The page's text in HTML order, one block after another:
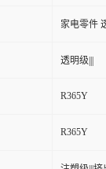
家电零件
透明级|||
R365Y
R365Y